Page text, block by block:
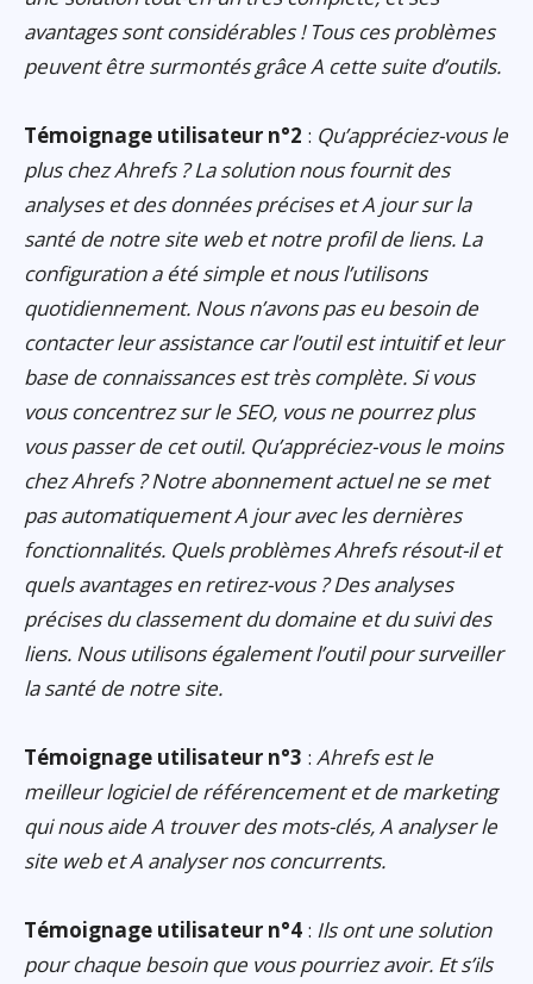
avantages sont considérables ! Tous ces problèmes
peuvent être surmontés grâce A cette suite d’outils.
Témoignage utilisateur n°2 : Qu’appréciez-vous le
plus chez Ahrefs ? La solution nous fournit des
analyses et des données précises et A jour sur la
santé de notre site web et notre profil de liens. La
configuration a été simple et nous l’utilisons
quotidiennement. Nous n’avons pas eu besoin de
contacter leur assistance car l’outil est intuitif et leur
base de connaissances est très complète. Si vous
vous concentrez sur le SEO, vous ne pourrez plus
vous passer de cet outil. Qu’appréciez-vous le moins
chez Ahrefs ? Notre abonnement actuel ne se met
pas automatiquement A jour avec les dernières
fonctionnalités. Quels problèmes Ahrefs résout-il et
quels avantages en retirez-vous ? Des analyses
précises du classement du domaine et du suivi des
liens. Nous utilisons également l’outil pour surveiller
la santé de notre site.
Témoignage utilisateur n°3 : Ahrefs est le
meilleur logiciel de référencement et de marketing
qui nous aide A trouver des mots-clés, A analyser le
site web et A analyser nos concurrents.
Témoignage utilisateur n°4 : Ils ont une solution
pour chaque besoin que vous pourriez avoir. Et s’ils